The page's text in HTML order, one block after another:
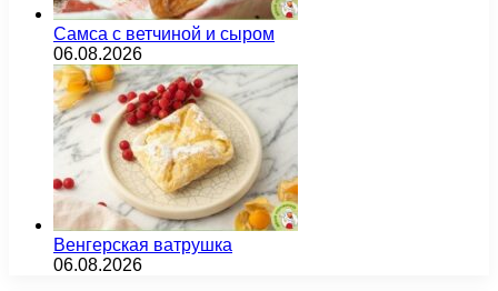
Самса с ветчиной и сыром
06.08.2026
Венгерская ватрушка
06.08.2026